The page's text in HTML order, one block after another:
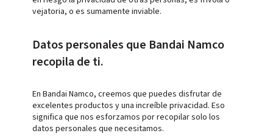
vejatoria, o es sumamente inviable.
Datos personales que Bandai Namco
recopila de ti.
En Bandai Namco, creemos que puedes disfrutar de
excelentes productos y una increíble privacidad. Eso
significa que nos esforzamos por recopilar solo los
datos personales que necesitamos.